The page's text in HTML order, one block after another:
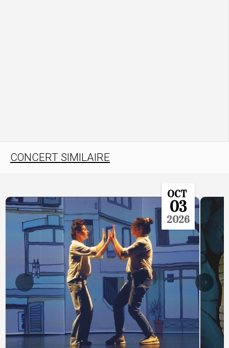
CONCERT SIMILAIRE
OCT
03
2026